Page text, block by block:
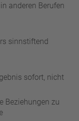
anderen Berufen
sinnstiftend
sofort, nicht
Beziehungen zu